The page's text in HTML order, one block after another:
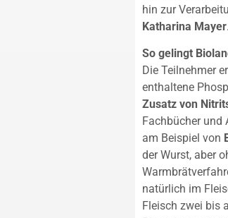
hin zur
Katharina Mayer.
So gelingt
Die Teilnehmer
enthaltene
Zusatz von
Fachbücher und
am Beispiel von
der Wurst, aber
natürlich im
Fleisch zwei bis